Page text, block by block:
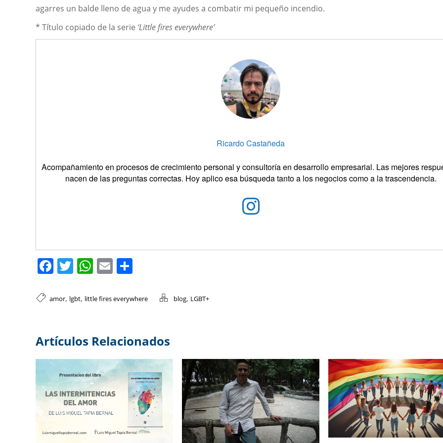
agarres un balde lleno de agua y me ayudes a combatir mi pequeño incendio.
* Título copiado de la serie ‘Little fires everywhere’
Ricardo Castañeda
Acompañamiento en procesos de crecimiento personal y consultoría en desarrollo empresarial. Las mejores
nacen de las preguntas correctas. Hoy aplico esa búsqueda tanto a los negocios como a la trascendencia.
Facebook
Twitter
WhatsApp
Email
amor, lgbt, little fires everywhere blog, LGBT+
Artículos Relacionados